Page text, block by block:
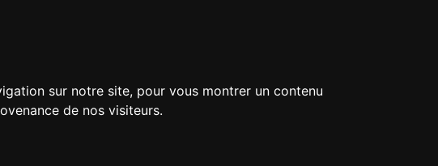
sur notre site, pour vous montrer un contenu
de nos visiteurs.